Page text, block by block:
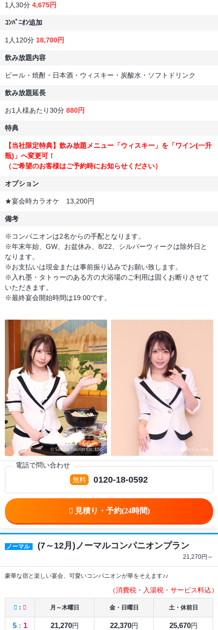
1人30分 4,675円
ｺﾝﾊﾟﾆｵﾝ追加
1人120分 18,700円
飲み放題内容
ビール・焼酎・日本酒・ウィスキー・炭酸水・ソフトドリンク
飲み放題延長
お1人様あたり30分 880円
特典
【当社限定特典】飲み放題メニュー「ウィスキー」を「ワイン(一升
瓶)」へ変更可！
（ご希望のお客様はご予約時にお知らせください）
オプション
★宴会時カラオケ 13,200円
備考
※コンパニオンは2名からの手配となります。
※年末年始、GW、お盆休み、8/22、シルバーウィークは除外日と
なります。
※お支払いは現金または事前振り込みでお願い致します。
※入れ墨・タトゥーのある方の大浴場のご利用は固くお断りさせて
いただきます。
※最終宴会開始時間は19:00です。
電話で問い合わせ
0120-18-0592
ノーマル (7～12月)ノーマルコンパニオンプラン
21,270円～
豪華な宿と楽しい宴会、可愛いコンパニオンが華をそえます♪♪
（消費税・入湯税・サービス料込）
： 月～木曜日 金・日曜日 土・休前日
5 ： 1 21,270円 22,370円 25,670円